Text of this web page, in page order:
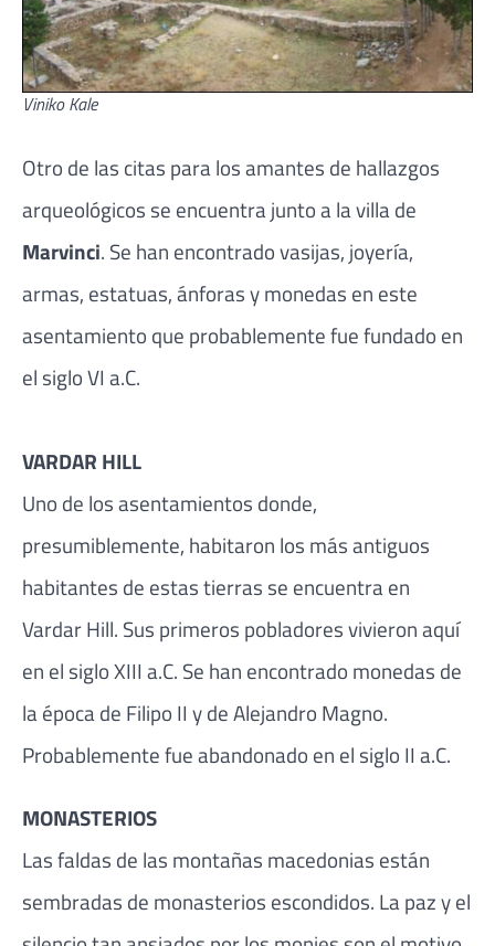
Viniko Kale
Otro de las citas para los amantes de hallazgos
arqueológicos se encuentra junto a la villa de
Marvinci. Se han encontrado vasijas, joyería,
armas, estatuas, ánforas y monedas en este
asentamiento que probablemente fue fundado en
el siglo VI a.C.
VARDAR HILL
Uno de los asentamientos donde,
presumiblemente, habitaron los más antiguos
habitantes de estas tierras se encuentra en
Vardar Hill. Sus primeros pobladores vivieron aquí
en el siglo XIII a.C. Se han encontrado monedas de
la época de Filipo II y de Alejandro Magno.
Probablemente fue abandonado en el siglo II a.C.
MONASTERIOS
Las faldas de las montañas macedonias están
sembradas de monasterios escondidos. La paz y el